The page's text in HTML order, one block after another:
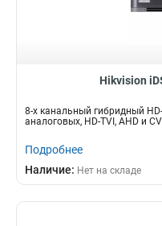
Hikvision
8-х канальный гибридный
аналоговых, HD-TVI, AHD и
Подробнее
Наличие: Нет на складе